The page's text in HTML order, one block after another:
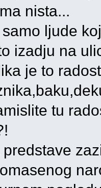
nista...
ljude
izadju na
je to
tu